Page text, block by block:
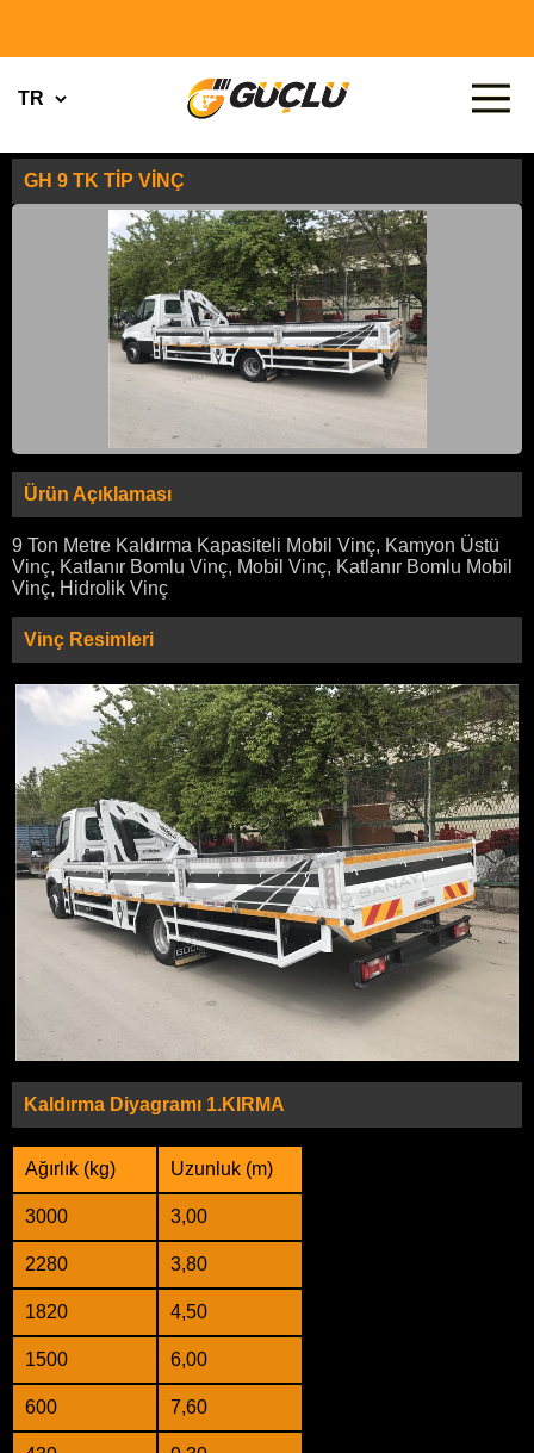
GH 9 TK TİP VİNÇ
Ürün Açıklaması
9 Ton Metre Kaldırma Kapasiteli Mobil Vinç, Kamyon Üstü
Vinç, Katlanır Bomlu Vinç, Mobil Vinç, Katlanır Bomlu Mobil
Vinç, Hidrolik Vinç
Vinç Resimleri
Kaldırma Diyagramı 1.KIRMA
Ağırlık (kg) Uzunluk (m)
3000 3,00
2280 3,80
1820 4,50
1500 6,00
600 7,60